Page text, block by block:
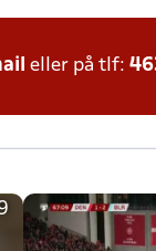
eller på tlf: